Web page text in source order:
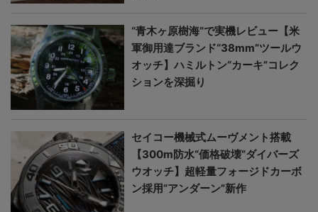
“青木ヶ原樹海”で実機レビュー【米
軍御用達ブランド“38mm”ツールウ
オッチ】ハミルトン“カーキ”コレク
ションを深掘り
セイコー機械式ムーヴメント搭載
【300m防水“価格破壊”ダイバーズ
ウオッチ】超軽量フォージドカーボ
ン採用“アンダーン”新作